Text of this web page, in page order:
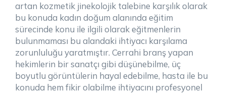
artan kozmetik jinekolojik talebine karşılık olarak
bu konuda kadın doğum alanında eğitim
sürecinde konu ile ilgili olarak eğitmenlerin
bulunmaması bu alandaki ihtiyacı karşılama
zorunluluğu yaratmıştır. Cerrahi branş yapan
hekimlerin bir sanatçı gibi düşünebilme, üç
boyutlu görüntülerin hayal edebilme, hasta ile bu
konuda hem fikir olabilme ihtiyacını profesyonel